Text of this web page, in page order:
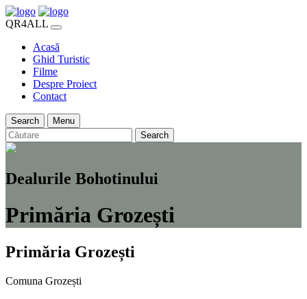
QR4ALL
Acasă
Ghid Turistic
Filme
Despre Proiect
Contact
Search
Menu
Search
Dealurile Bohotinului
Primăria Grozești
Primăria Grozești
Comuna Grozești